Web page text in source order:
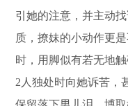
引她的注意，并主动
质，撩妹的小动作更
时，用脚似有若无地
2人独处时向她诉苦，